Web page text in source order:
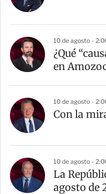
10 de agosto -
¿Qué
en
10 de agosto -
Con la
10 de agosto -
La
agosto de